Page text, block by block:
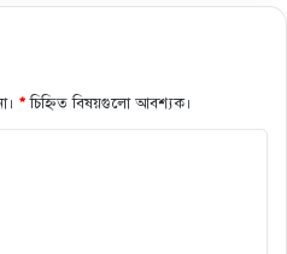
*চিহ্নিত বিষয়গুলো আবশ্যক।